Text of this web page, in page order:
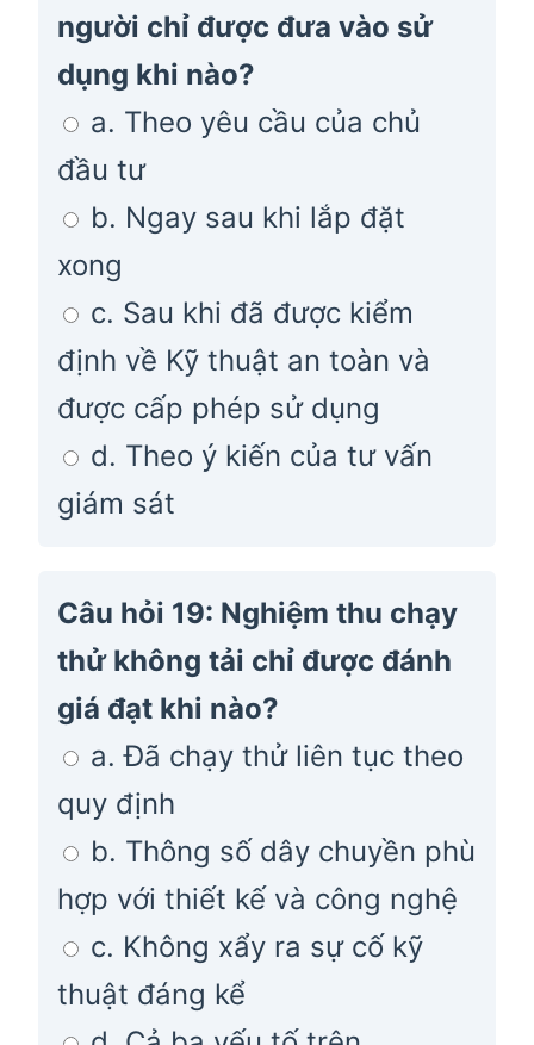
người chỉ được đưa vào sử
dụng khi nào?
a. Theo yêu cầu của chủ
đầu tư
b. Ngay sau khi lắp đặt
xong
c. Sau khi đã được kiểm
định về Kỹ thuật an toàn và
được cấp phép sử dụng
d. Theo ý kiến của tư vấn
giám sát
Câu hỏi 19: Nghiệm thu chạy
thử không tải chỉ được đánh
giá đạt khi nào?
a. Đã chạy thử liên tục theo
quy định
b. Thông số dây chuyền phù
hợp với thiết kế và công nghệ
c. Không xẩy ra sự cố kỹ
thuật đáng kể